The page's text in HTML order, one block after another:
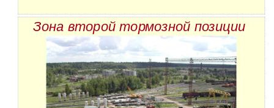
Зона второй тормозной позиции